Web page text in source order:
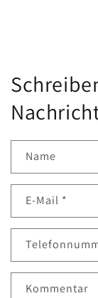
Name
E-Mail *
Kommentar